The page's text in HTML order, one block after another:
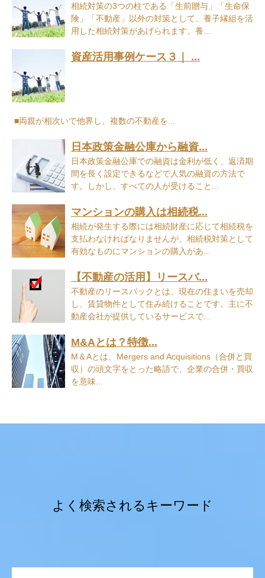
相続対策の3つの柱である「生前贈与」「生命保
険」「不動産」以外の対策として、養子縁組を活
用した相続対策があげられます。養...
資産活用事例ケース３｜ ...
■両親が相次いで他界し、複数の不動産を...
日本政策金融公庫から融資...
日本政策金融公庫での融資は金利が低く、返済期
間を長く設定できるなどで人気の融資の方法で
す。しかし、すべての人が受けること...
マンションの購入は相続税...
相続が発生する際には相続財産に応じて相続税を
支払わなければなりませんが、相続税対策として
有効なものにマンションの購入があ...
【不動産の活用】リースバ...
不動産のリースバックとは、現在の住まいを売却
し、賃貸物件として住み続けることです。主に不
動産会社が提供しているサービスで...
M&Aとは？特徴...
M＆Aとは、Mergers and Acquisitions（合併と買
収）の頭文字をとった略語で、企業の合併・買収
を意味...
よく検索されるキーワード